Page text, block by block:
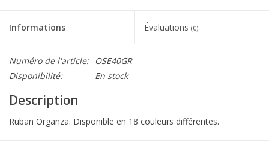
Informations Évaluations (0)
Numéro de l'article:
OSE40GR
Disponibilité:
En stock
Description
Ruban Organza. Disponible en 18 couleurs différentes.